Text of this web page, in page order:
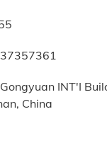
INT'I
China